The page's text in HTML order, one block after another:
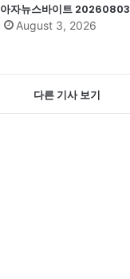
아자뉴스바이트 20260803
August 3, 2026
다른 기사 보기